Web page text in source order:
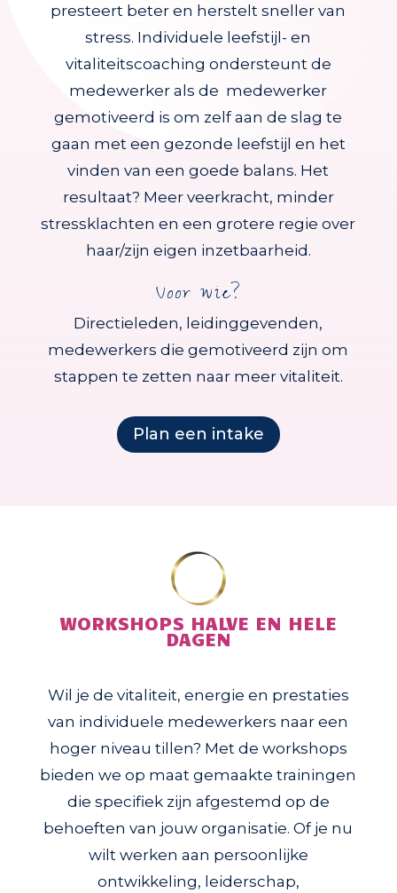
presteert beter en herstelt sneller van
stress. Individuele leefstijl- en
vitaliteitscoaching ondersteunt de
medewerker als de medewerker
gemotiveerd is om zelf aan de slag te
gaan met een gezonde leefstijl en het
vinden van een goede balans. Het
resultaat? Meer veerkracht, minder
stressklachten en een grotere regie over
haar/zijn eigen inzetbaarheid.
Voor wie?
Directieleden, leidinggevenden,
medewerkers die gemotiveerd zijn om
stappen te zetten naar meer vitaliteit.
Plan een intake
WORKSHOPS HALVE EN HELE
DAGEN
Wil je de vitaliteit, energie en prestaties
van individuele medewerkers naar een
hoger niveau tillen? Met de workshops
bieden we op maat gemaakte trainingen
die specifiek zijn afgestemd op de
behoeften van jouw organisatie. Of je nu
wilt werken aan persoonlijke
ontwikkeling, leiderschap,